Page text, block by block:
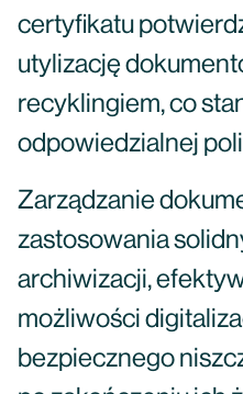
certyfikatu
utylizację
recyklingiem, co
odpowiedzialnej
Zarządzanie
zastosowania
archiwizacji,
możliwości
bezpiecznego